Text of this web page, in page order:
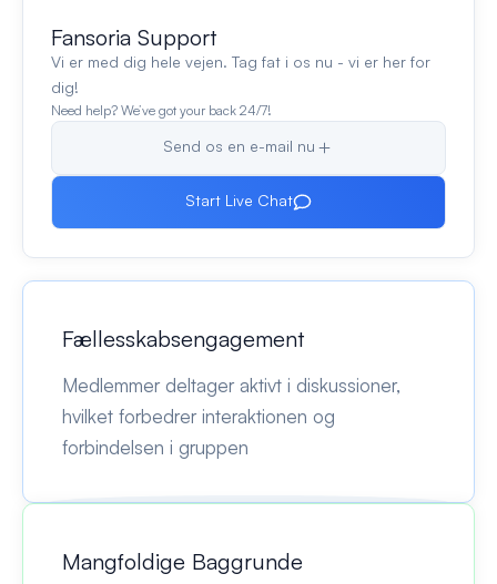
Fansoria Support
Vi er med dig hele vejen. Tag fat i os nu - vi er her for
dig!
Need help? We’ve got your back 24/7!
Send os en e-mail nu
Start Live Chat
Fællesskabsengagement
Medlemmer deltager aktivt i diskussioner,
hvilket forbedrer interaktionen og
forbindelsen i gruppen
Mangfoldige Baggrunde